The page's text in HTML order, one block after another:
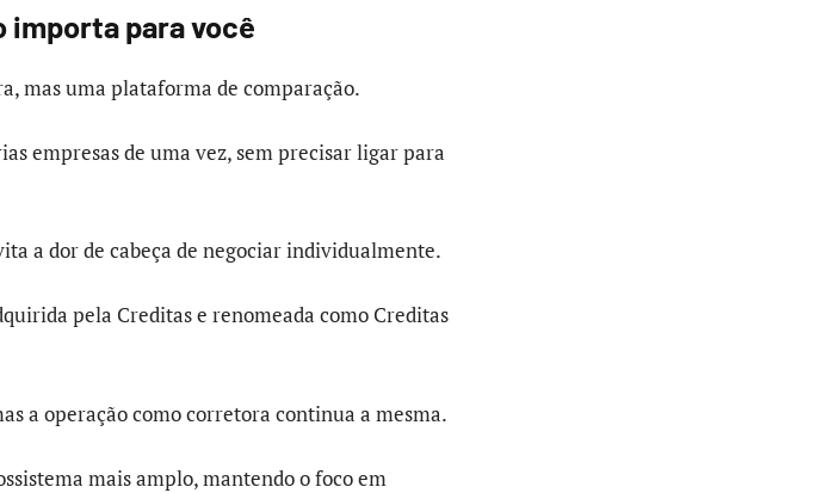
importa para você
mas uma plataforma de comparação.
empresas de uma vez, sem precisar ligar para
a dor de cabeça de negociar individualmente.
pela Creditas e renomeada como Creditas
a operação como corretora continua a mesma.
mais amplo, mantendo o foco em